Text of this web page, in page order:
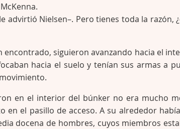
advirtió Nielsen–. Pero tienes toda la razón,
siguieron avanzando hacia el
hacia el suelo y tenían sus armas a
en el interior del búnker no era mucho
en el pasillo de acceso. A su alrededor
docena de hombres, cuyos miembros